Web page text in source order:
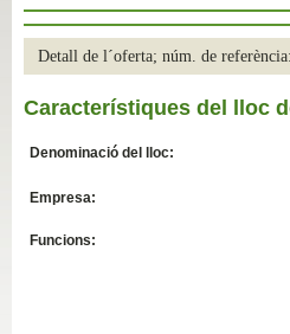
Detall de l´oferta; núm. de
Característiques del lloc
Denominació del lloc:
Empresa:
Funcions: